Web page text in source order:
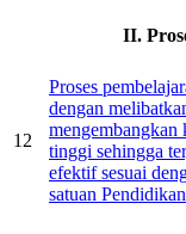
II.
12
Proses
dengan
tinggi sehingga
efektif sesuai
satuan Pendidikan